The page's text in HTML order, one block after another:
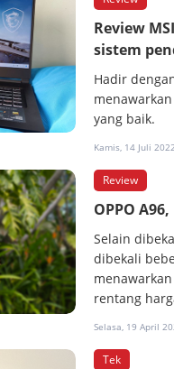
Review
sistem
Hadir
yang baik.
Kamis, 14 Juli
Review
OPPO
Selain
dibekali
rentang
Selasa, 19 April
Tek